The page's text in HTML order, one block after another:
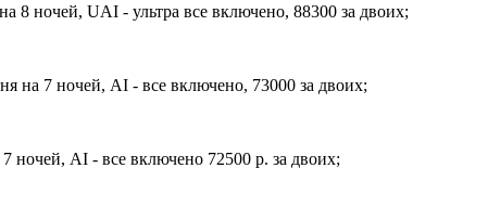
ночей, UAI - ультра все включено, 88300 за двоих;
на 7 ночей, AI - все включено, 73000 за двоих;
AI - все включено 72500 р. за двоих;